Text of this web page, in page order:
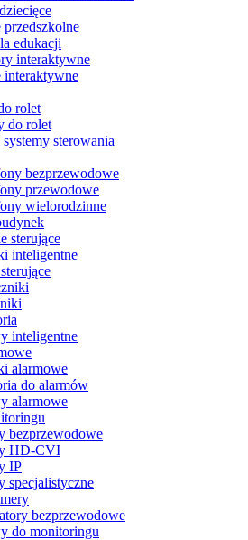
przedszkolne
edukacji
interaktywne
interaktywne
rolet
do rolet
sterowania
bezprzewodowe
przewodowe
wielorodzinne
sterujące
inteligentne
inteligentne
alarmowe
do alarmów
alarmowe
bezprzewodowe
HD-CVI
IP
specjalistyczne
bezprzewodowe
do monitoringu